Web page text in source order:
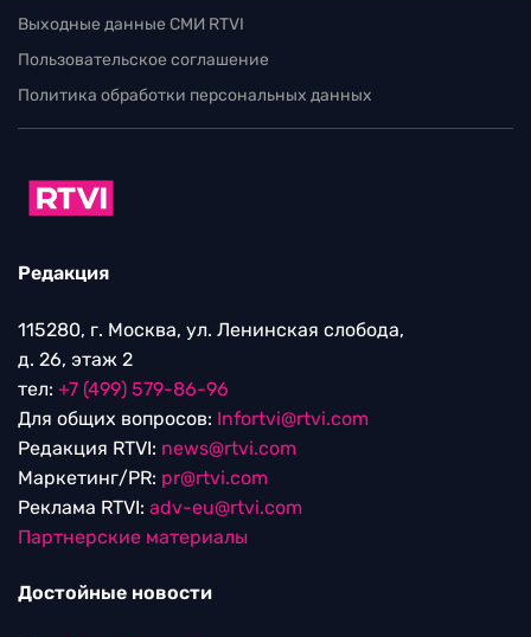
Выходные данные СМИ RTVI
Пользовательское соглашение
Политика обработки персональных данных
Редакция
115280, г. Москва, ул. Ленинская слобода,
д. 26, этаж 2
тел: +7 (499) 579-86-96
Для общих вопросов: Infortvi@rtvi.com
Редакция RTVI: news@rtvi.com
Маркетинг/PR: pr@rtvi.com
Реклама RTVI: adv-eu@rtvi.com
Партнерские материалы
Достойные новости